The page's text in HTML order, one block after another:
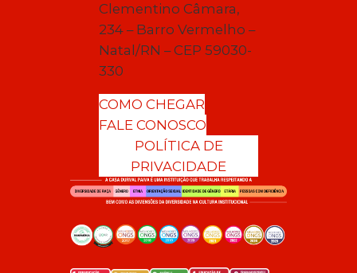
Clementino Câmara,
234 – Barro Vermelho –
Natal/RN – CEP 59030-
330
COMO CHEGAR
FALE CONOSCO
POLÍTICA DE
PRIVACIDADE